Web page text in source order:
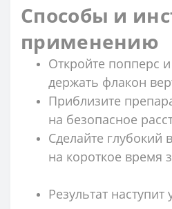
Способы и
применению
Откройте попперс и
держать флакон
Приблизите
на безопасное
Сделайте глубокий
на короткое время
Результат